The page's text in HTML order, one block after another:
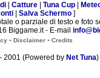
Catture Tuna Cup
| Salva Schermo]
o parziale di testo e foto
Biggame.it - E-mail
- Disclaimer - Credits
2001 (Powered by Net Tuna)